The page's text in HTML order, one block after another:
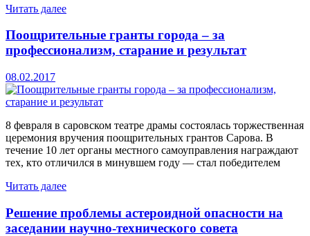
Читать далее
Поощрительные гранты города – за
профессионализм, старание и результат
08.02.2017
8 февраля в саровском театре драмы состоялась торжественная
церемония вручения поощрительных грантов Сарова. В
течение 10 лет органы местного самоуправления награждают
тех, кто отличился в минувшем году — стал победителем
Читать далее
Решение проблемы астероидной опасности на
заседании научно-технического совета